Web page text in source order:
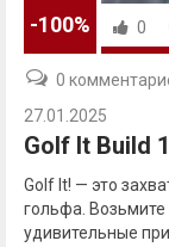
-100% 0
0
27.01.2025
Golf It Build
Golf It! — это
гольфа. Возьмите
удивительные